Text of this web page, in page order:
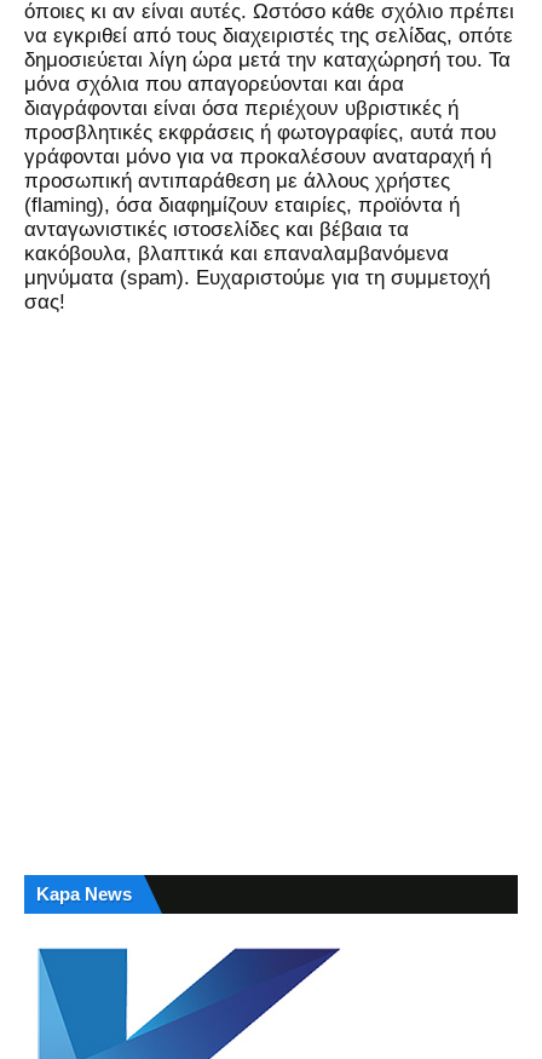
όποιες κι αν είναι αυτές. Ωστόσο κάθε σχόλιο πρέπει
να εγκριθεί από τους διαχειριστές της σελίδας, οπότε
δημοσιεύεται λίγη ώρα μετά την καταχώρησή του. Τα
μόνα σχόλια που απαγορεύονται και άρα
διαγράφονται είναι όσα περιέχουν υβριστικές ή
προσβλητικές εκφράσεις ή φωτογραφίες, αυτά που
γράφονται μόνο για να προκαλέσουν αναταραχή ή
προσωπική αντιπαράθεση με άλλους χρήστες
(flaming), όσα διαφημίζουν εταιρίες, προϊόντα ή
ανταγωνιστικές ιστοσελίδες και βέβαια τα
κακόβουλα, βλαπτικά και επαναλαμβανόμενα
μηνύματα (spam). Ευχαριστούμε για τη συμμετοχή
σας!
Kapa News